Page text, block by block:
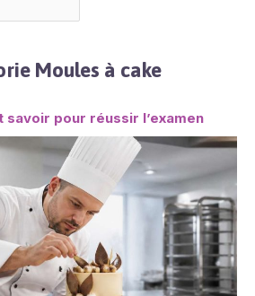
Moules à cake
savoir pour réussir l’examen